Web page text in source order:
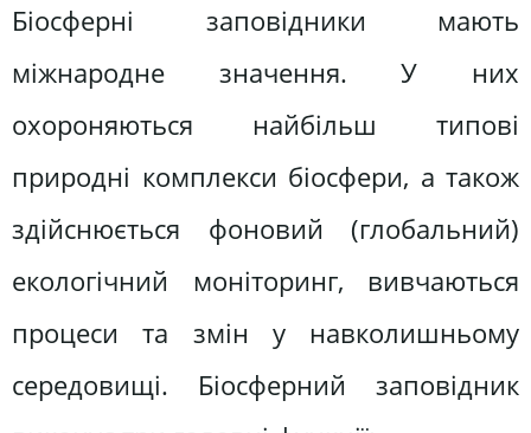
Біосферні заповідники мають
міжнародне значення. У них
охороняються найбільш типові
природні комплекси біосфери, а також
здійснюється фоновий (глобальний)
екологічний моніторинг, вивчаються
процеси та змін у навколишньому
середовищі. Біосферний заповідник